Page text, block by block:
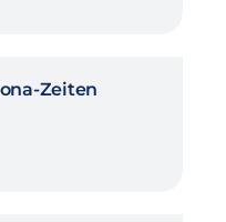
Zeiten